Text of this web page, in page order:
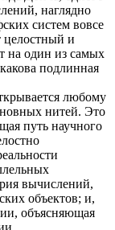
наглядно
систем вовсе
целостный и
на один из самых
подлинная
любому
нитей. Это
путь научного
вычислений,
объектов; и,
объясняющая